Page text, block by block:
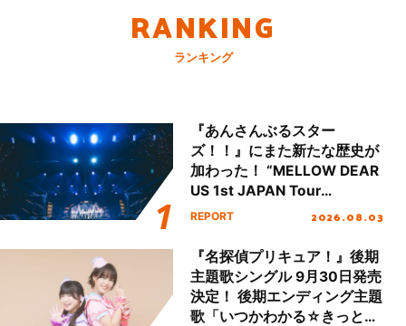
RANKING
ランキング
『あんさんぶるスター
ズ！！』にまた新たな歴史が
加わった！ “MELLOW DEAR
US 1st JAPAN Tour
Final「NICE to meet YOU
ート!!
REPORT 2026.08.03
『名探偵プリキュア！』後期
主題歌シングル 9月30日発売
決定！ 後期エンディング主題
歌「いつかわかる☆きっとあ